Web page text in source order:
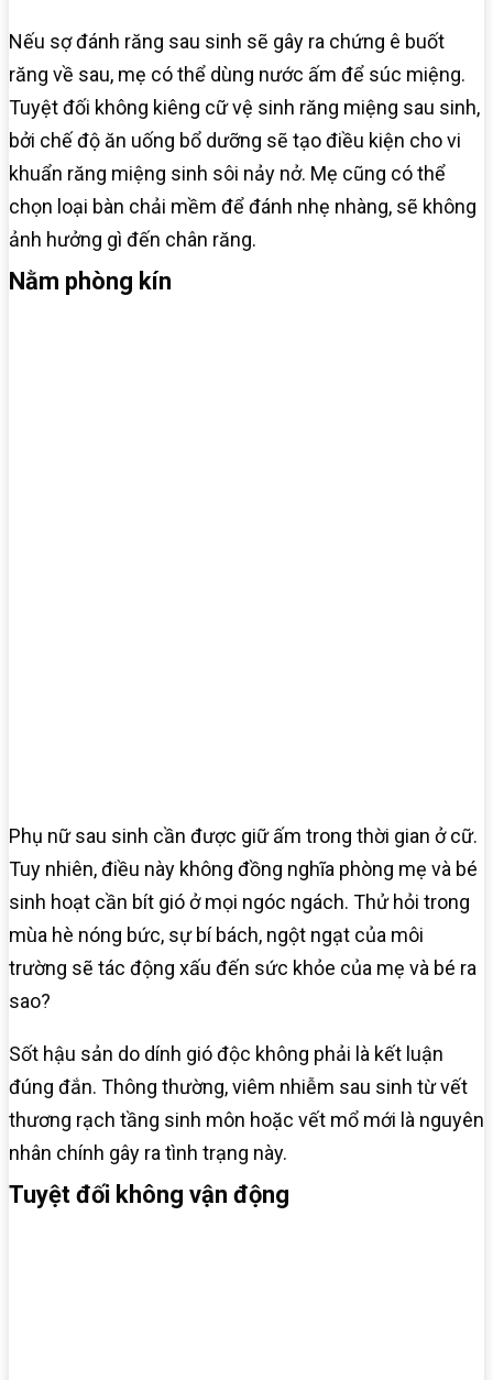
Nếu sợ đánh răng sau sinh sẽ gây ra chứng ê buốt
răng về sau, mẹ có thể dùng nước ấm để súc miệng.
Tuyệt đối không kiêng cữ vệ sinh răng miệng sau sinh,
bởi chế độ ăn uống bổ dưỡng sẽ tạo điều kiện cho vi
khuẩn răng miệng sinh sôi nảy nở. Mẹ cũng có thể
chọn loại bàn chải mềm để đánh nhẹ nhàng, sẽ không
ảnh hưởng gì đến chân răng.
Nằm phòng kín
Phụ nữ sau sinh cần được giữ ấm trong thời gian ở cữ.
Tuy nhiên, điều này không đồng nghĩa phòng mẹ và bé
sinh hoạt cần bít gió ở mọi ngóc ngách. Thử hỏi trong
mùa hè nóng bức, sự bí bách, ngột ngạt của môi
trường sẽ tác động xấu đến sức khỏe của mẹ và bé ra
sao?
Sốt hậu sản do dính gió độc không phải là kết luận
đúng đắn. Thông thường, viêm nhiễm sau sinh từ vết
thương rạch tầng sinh môn hoặc vết mổ mới là nguyên
nhân chính gây ra tình trạng này.
Tuyệt đối không vận động